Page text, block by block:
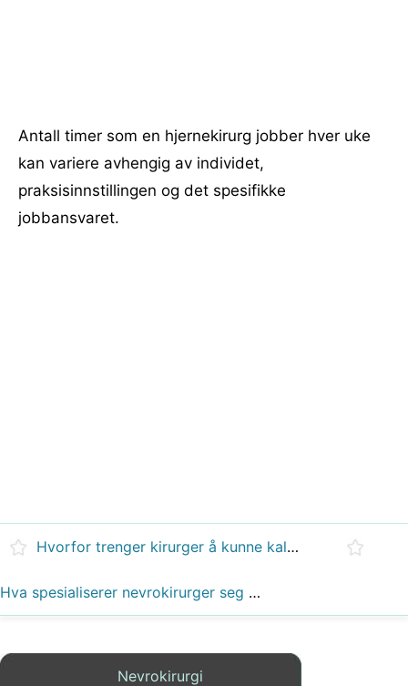
Antall timer som en hjernekirurg jobber hver uke
kan variere avhengig av individet,
praksisinnstillingen og det spesifikke
jobbansvaret.
Hvorfor trenger kirurger å kunne kalkulus?
Hva spesialiserer nevrokirurger seg på?
Nevrokirurgi